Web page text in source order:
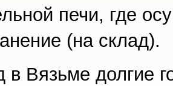
печи, где
(на склад).
в Вязьме долгие